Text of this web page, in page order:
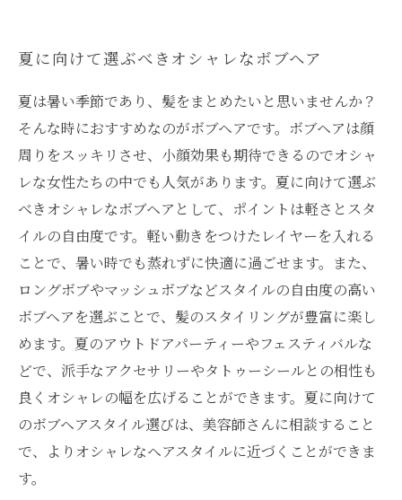
夏に向けて選ぶべきオシャレなボブヘア
夏は暑い季節であり、髪をまとめたいと思いませんか？
そんな時におすすめなのがボブヘアです。ボブヘアは顔
周りをスッキリさせ、小顔効果も期待できるのでオシャ
レな女性たちの中でも人気があります。夏に向けて選ぶ
べきオシャレなボブヘアとして、ポイントは軽さとスタ
イルの自由度です。軽い動きをつけたレイヤーを入れる
ことで、暑い時でも蒸れずに快適に過ごせます。また、
ロングボブやマッシュボブなどスタイルの自由度の高い
ボブヘアを選ぶことで、髪のスタイリングが豊富に楽し
めます。夏のアウトドアパーティーやフェスティバルな
どで、派手なアクセサリーやタトゥーシールとの相性も
良くオシャレの幅を広げることができます。夏に向けて
のボブヘアスタイル選びは、美容師さんに相談すること
で、よりオシャレなヘアスタイルに近づくことができま
す。